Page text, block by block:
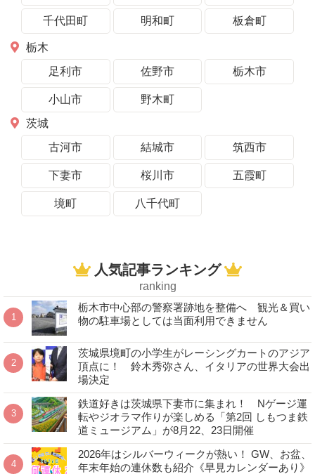
千代田町 明和町 板倉町
栃木
足利市
佐野市 栃木市
小山市
野木町
茨城
古河市
結城市 筑西市
下妻市 桜川市 五霞町
境町 八千代町
人気記事ランキング
ranking
栃木市中心部の警察署跡地を整備へ 観光＆買い
物の駐車場としては当面利用できません
茨城県境町の小学生がレーシングカートのアジア
頂点に！ 鈴木秀弥さん、イタリアの世界大会出
場決定
鉄道好きは茨城県下妻市に集まれ！ Nゲージ運
転やジオラマ作りが楽しめる「第2回 しもつま鉄
道ミュージアム」が8月22、23日開催
2026年はシルバーウィークが熱い！ GW、お盆、
年末年始の連休数も紹介《早見カレンダーあり》